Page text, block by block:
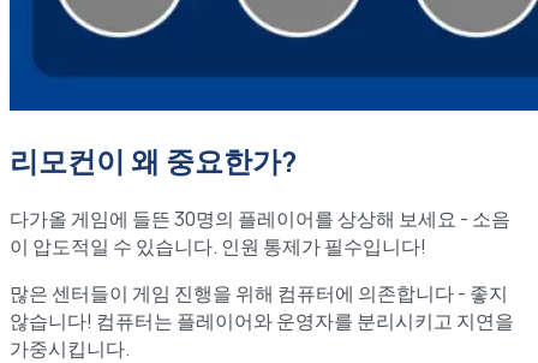
리모컨이 왜 중요한가?
다가올 게임에 들뜬 30명의 플레이어를 상상해 보세요 - 소음
이 압도적일 수 있습니다. 인원 통제가 필수입니다!
많은 센터들이 게임 진행을 위해 컴퓨터에 의존합니다 - 좋지
않습니다! 컴퓨터는 플레이어와 운영자를 분리시키고 지연을
가중시킵니다.